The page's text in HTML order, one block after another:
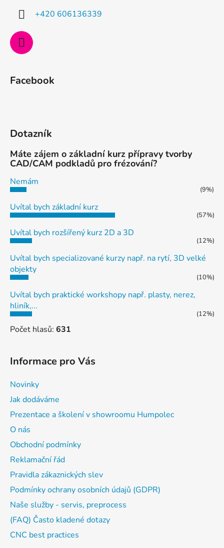
+420 606136339
Facebook
Dotazník
Máte zájem o základní kurz přípravy tvorby
CAD/CAM podkladů pro frézování?
Nemám
(9%)
Uvítal bych základní kurz
(57%)
Uvítal bych rozšířený kurz 2D a 3D
(12%)
Uvítal bych specializované kurzy např. na rytí, 3D velké
objekty
(10%)
Uvítal bych praktické workshopy např. plasty, nerez,
hliník,...
(12%)
Počet hlasů: 631
Informace pro Vás
Novinky
Jak dodáváme
Prezentace a školení v showroomu Humpolec
O nás
Obchodní podmínky
Reklamační řád
Pravidla zákaznických slev
Podmínky ochrany osobních údajů (GDPR)
Naše služby - servis, preprocess
(FAQ) Často kladené dotazy
CNC best practices